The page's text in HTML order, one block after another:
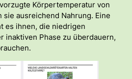
Körpertemperatur von
ausreichend Nahrung. Eine
es ihnen, die niedrigen
inaktiven Phase zu überdauern,